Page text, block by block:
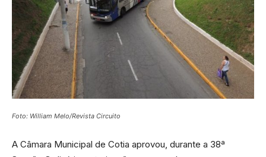
Foto: William Melo/Revista Circuito
A Câmara Municipal de Cotia aprovou, durante a 38ª